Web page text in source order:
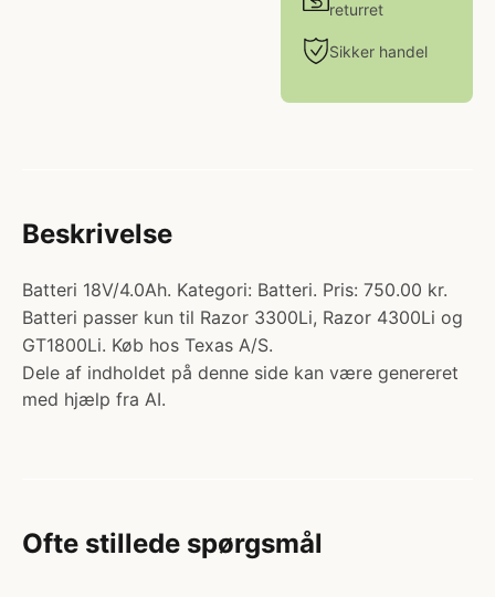
returret
Sikker handel
Beskrivelse
Batteri 18V/4.0Ah. Kategori: Batteri. Pris: 750.00 kr.
Batteri passer kun til Razor 3300Li, Razor 4300Li og
GT1800Li. Køb hos Texas A/S.
Dele af indholdet på denne side kan være genereret
med hjælp fra AI.
Ofte stillede spørgsmål